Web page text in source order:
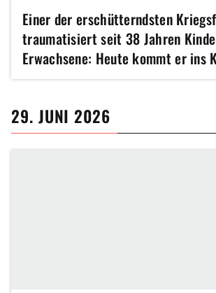
Einer der erschütterndsten
traumatisiert seit 38 Jahren
Erwachsene: Heute kommt er ins
29. JUNI 2026